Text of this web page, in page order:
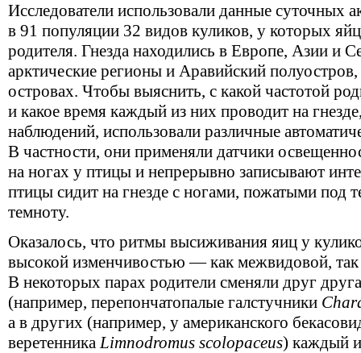
Исследователи использовали данные суточных
в 91 популяции 32 видов куликов, у которых
родителя. Гнезда находились в Европе, Азии и
арктические регионы и Аравийский
островах. Чтобы выяснить, с какой частотой
и какое время каждый из них проводит на
наблюдений, использовали различные
В частности, они применяли датчики
на ногах у птицы и непрерывно записывают
птицы сидит на гнезде с ногами, пожатыми под
темноту.
Оказалось, что ритмы высиживания яиц у
высокой изменчивостью — как межвидовой,
В некоторых парах родители сменяли друг
(например, перепончатопалые галстучники
а в других (например, у американского
веретенникаLimnodromus scolopaceus) каждый